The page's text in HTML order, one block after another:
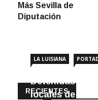
Más Sevilla de
Diputación
RECIENTES
LA LUISIANA
Detenidas dos
locales de La